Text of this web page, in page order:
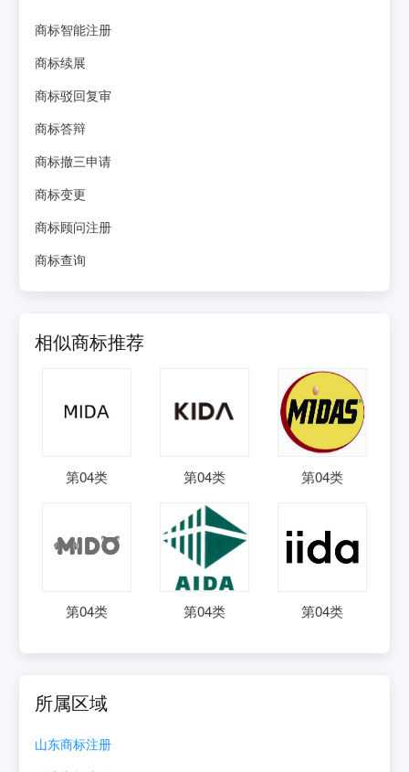
商标智能注册
商标续展
商标驳回复审
商标答辩
商标撤三申请
商标变更
商标顾问注册
商标查询
相似商标推荐
第04类 第04类 第04类
第04类 第04类 第04类
所属区域
山东商标注册